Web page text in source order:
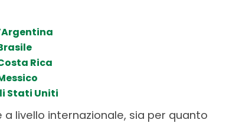
Rica
Stati Uniti
a livello internazionale, sia per quanto